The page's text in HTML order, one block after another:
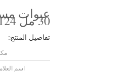
عبوات
30 مل F124
تفاصيل المنتج:
اسم